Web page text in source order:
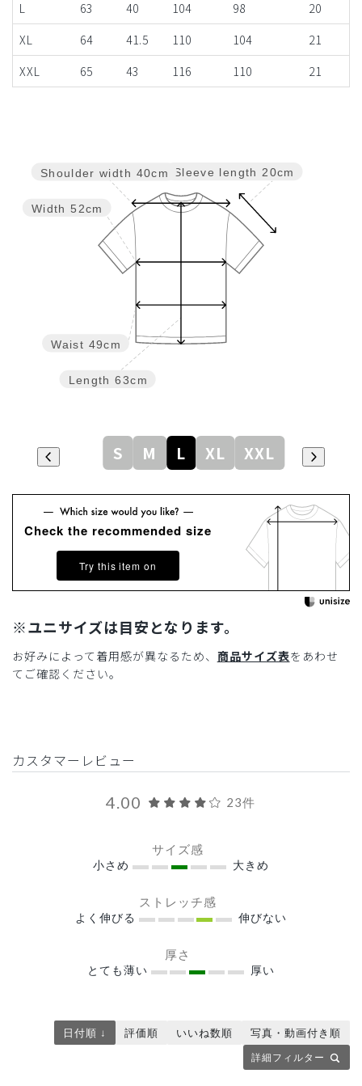
L 63 40 104 98
20
XL
64 41.5 110 104
21
XXL
65 43 116 110 21
Sleeve length 20cm
Length 63cm
Waist 49cm
Width 52cm
Shoulder width 40cm
S M L XL XXL
Check the recommended size
Try this item on
※ユニサイズは目安となります。
お好みによって着用感が異なるため、 商品サイズ表をあわせ
てご確認ください。
カスタマーレビュー
4.00 23件
サイズ感
小さめ 大きめ
ストレッチ感
よく伸びる 伸びない
厚さ
とても薄い 厚い
詳細フィルター
日付順 ↓ 評価順 いいね数順 写真・動画付き順